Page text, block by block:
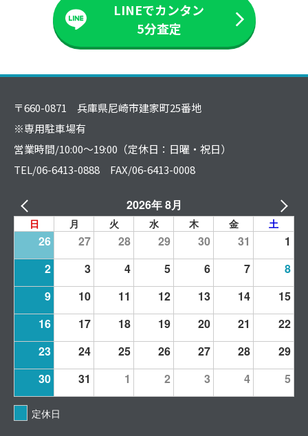
LINEでカンタン
5分査定
〒660-0871 兵庫県尼崎市建家町25番地
※専用駐車場有
営業時間/10:00～19:00（定休日：日曜・祝日）
TEL/06-6413-0888 FAX/06-6413-0008
2026年 8月
日 月 火 水 木 金 土
26 27 28 29 30 31
1
2
3 4 5 6 7
8
9
10 11 12 13 14
15
16
17 18 19 20 21
22
23
24 25 26 27 28
29
30
31 1 2 3 4 5
定休日